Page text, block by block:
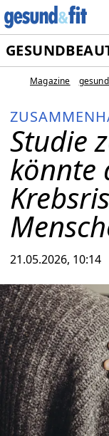
GESUND
Magazine
Studie
könnte
21.05.2026, 10:14